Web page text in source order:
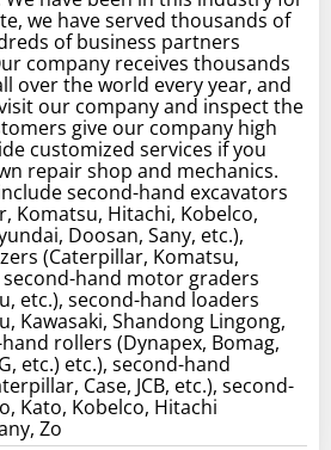
we have served thousands of
of business partners
company receives thousands
over the world every year, and
our company and inspect the
give our company high
customized services if you
repair shop and mechanics.
second-hand excavators
Komatsu, Hitachi, Kobelco,
Doosan, Sany, etc.),
(Caterpillar, Komatsu,
second-hand motor graders
etc.), second-hand loaders
Kawasaki, Shandong Lingong,
rollers (Dynapex, Bomag,
etc.) etc.), second-hand
Case, JCB, etc.), second-
Kato, Kobelco, Hitachi
Zo